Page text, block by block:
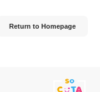
Return to Homepage